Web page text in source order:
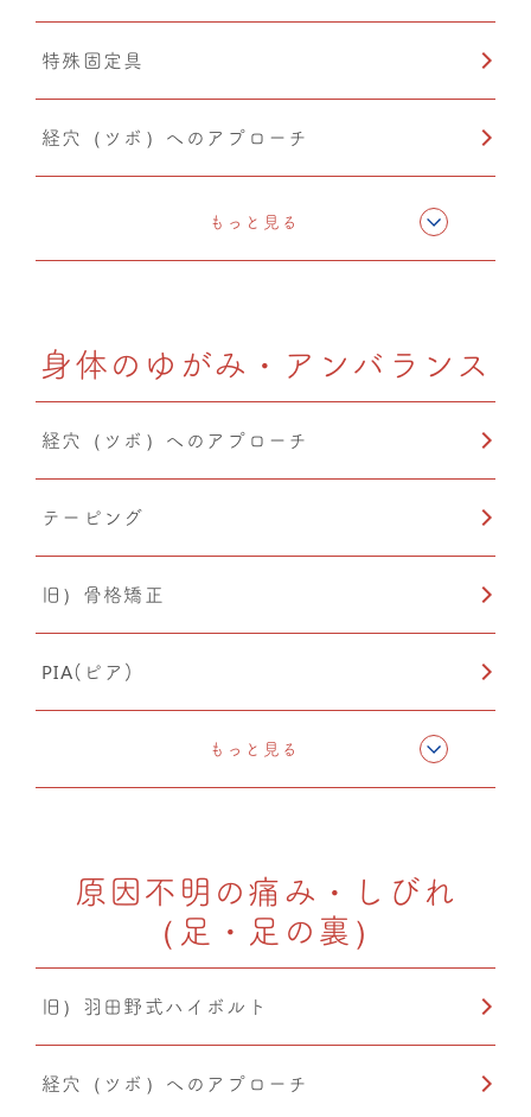
特殊固定具
経穴（ツボ）へのアプローチ
CMC筋膜ストレッチ（リリース）
ドレナージュ(EHD・DPL)
温熱療法
もっと見る
身体のゆがみ・アンバランス
経穴（ツボ）へのアプローチ
テーピング
旧）骨格矯正
PIA(ピア)
もっと見る
原因不明の痛み・しびれ
（足・足の裏）
旧）羽田野式ハイボルト
経穴（ツボ）へのアプローチ